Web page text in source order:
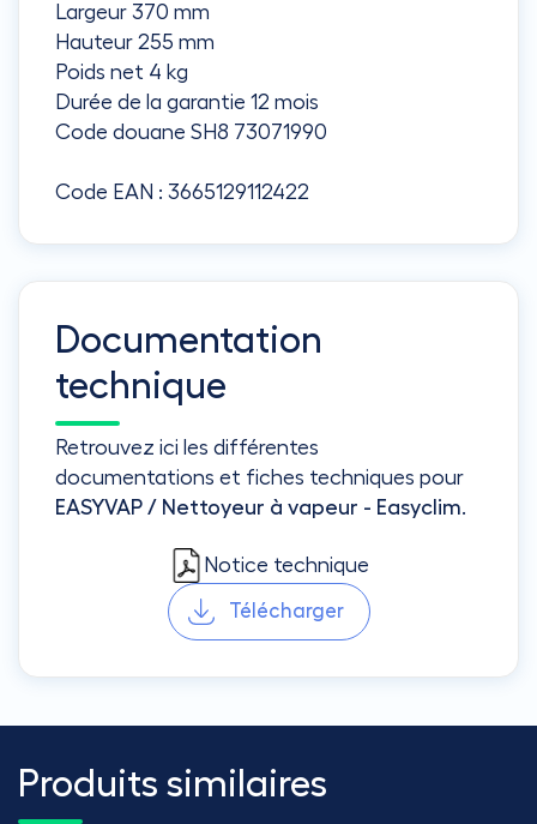
Largeur 370 mm
Hauteur 255 mm
Poids net 4 kg
Durée de la garantie 12 mois
Code douane SH8 73071990
Code EAN : 3665129112422
Documentation
technique
Retrouvez ici les différentes
documentations et fiches techniques pour
EASYVAP / Nettoyeur à vapeur - Easyclim.
Notice technique
Télécharger
Produits similaires